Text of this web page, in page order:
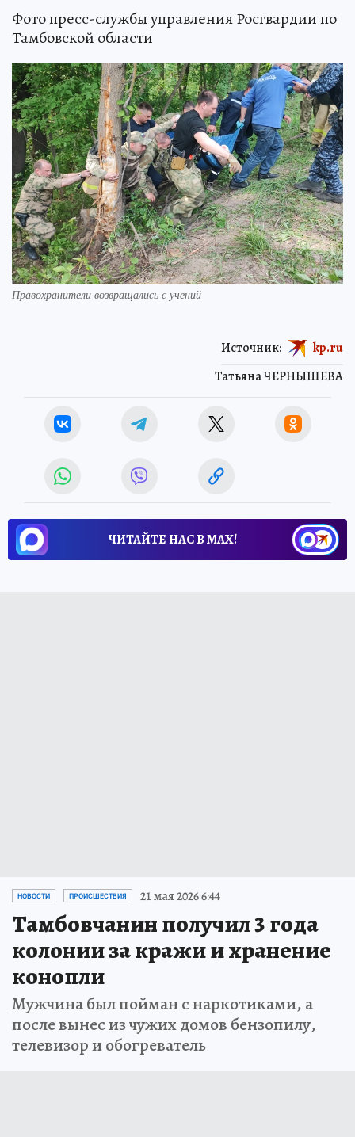
Фото пресс-службы управления Росгвардии по
Тамбовской области
Правохранители возвращались с учений
Татьяна ЧЕРНЫШЕВА
Источник: kp.ru
ЧИТАЙТЕ НАС В МАХ!
НОВОСТИ ПРОИСШЕСТВИЯ 21 мая 2026 6:44
Тамбовчанин получил 3 года
колонии за кражи и хранение
конопли
Мужчина был пойман с наркотиками, а
после вынес из чужих домов бензопилу,
телевизор и обогреватель